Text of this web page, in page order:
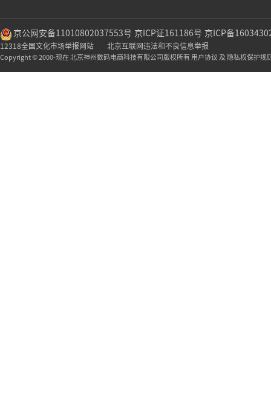
京公网安备11010802037553号 京ICP证161186号 京ICP备
12318全国文化市场举报网站 北京互联网违法和不良信息举报
Copyright © 2000-现在 北京神州数码电商科技有限公司版权所有 用户协议 及 隐私权保护规